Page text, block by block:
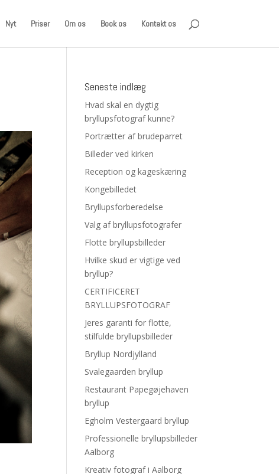
Nyt Priser Om os Book os Kontakt os
Seneste indlæg
Hvad skal en dygtig
bryllupsfotograf kunne?
Portrætter af brudeparret
Billeder ved kirken
Reception og kageskæring
Kongebilledet
Bryllupsforberedelse
Valg af bryllupsfotografer
Flotte bryllupsbilleder
Hvilke skud er vigtige ved
bryllup?
CERTIFICERET
BRYLLUPSFOTOGRAF
Jeres garanti for flotte,
stilfulde bryllupsbilleder
Bryllup Nordjylland
Svalegaarden bryllup
Restaurant Papegøjehaven
bryllup
Egholm Vestergaard bryllup
Professionelle bryllupsbilleder
Aalborg
Kreativ fotograf i Aalborg